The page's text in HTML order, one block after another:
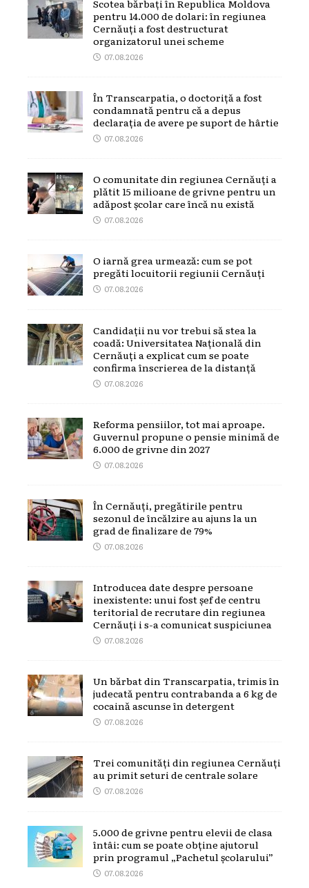
Scotea bărbați în Republica Moldova
pentru 14.000 de dolari: în regiunea
Cernăuți a fost destructurat
organizatorul unei scheme
07.08.2026
În Transcarpatia, o doctoriță a fost
condamnată pentru că a depus
declarația de avere pe suport de hârtie
07.08.2026
O comunitate din regiunea Cernăuți a
plătit 15 milioane de grivne pentru un
adăpost școlar care încă nu există
07.08.2026
O iarnă grea urmează: cum se pot
pregăti locuitorii regiunii Cernăuți
07.08.2026
Candidații nu vor trebui să stea la
coadă: Universitatea Națională din
Cernăuți a explicat cum se poate
confirma înscrierea de la distanță
07.08.2026
Reforma pensiilor, tot mai aproape.
Guvernul propune o pensie minimă de
6.000 de grivne din 2027
07.08.2026
În Cernăuți, pregătirile pentru
sezonul de încălzire au ajuns la un
grad de finalizare de 79%
07.08.2026
Introducea date despre persoane
inexistente: unui fost șef de centru
teritorial de recrutare din regiunea
Cernăuți i s-a comunicat suspiciunea
07.08.2026
Un bărbat din Transcarpatia, trimis în
judecată pentru contrabanda a 6 kg de
cocaină ascunse în detergent
07.08.2026
Trei comunități din regiunea Cernăuți
au primit seturi de centrale solare
07.08.2026
5.000 de grivne pentru elevii de clasa
întâi: cum se poate obține ajutorul
prin programul „Pachetul școlarului”
07.08.2026